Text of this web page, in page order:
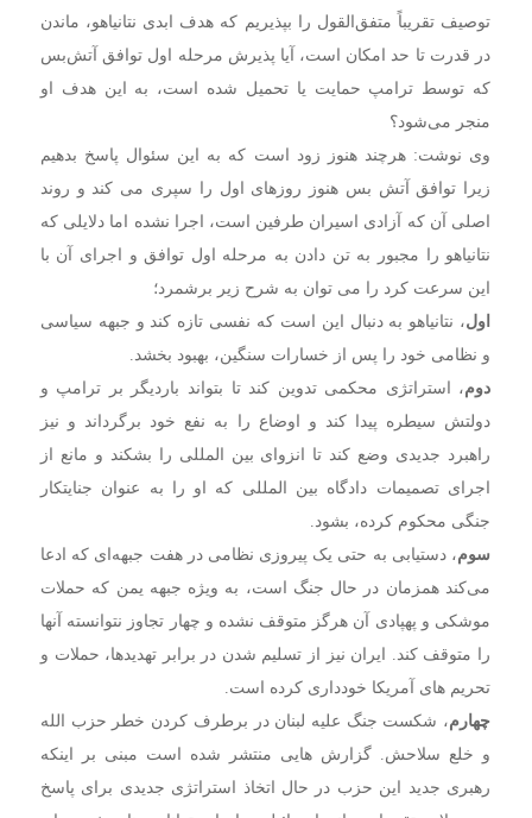
توصیف تقریباً متفق‌القول را بپذیریم که هدف ابدی نتانیاهو، ماندن
در قدرت تا حد امکان است، آیا پذیرش مرحله اول توافق آتش‌بس
که توسط ترامپ حمایت یا تحمیل شده است، به این هدف او
منجر می‌شود؟
وی نوشت: هرچند هنوز زود است که به این سئوال پاسخ بدهیم
زیرا توافق آتش بس هنوز روزهای اول را سپری می کند و روند
اصلی آن که آزادی اسیران طرفین است، اجرا نشده اما دلایلی که
نتانیاهو را مجبور به تن دادن به مرحله اول توافق و اجرای آن با
این سرعت کرد را می توان به شرح زیر برشمرد؛
اول، نتانیاهو به دنبال این است که نفسی تازه کند و جبهه سیاسی
و نظامی خود را پس از خسارات سنگین، بهبود بخشد.
دوم، استراتژی محکمی تدوین کند تا بتواند باردیگر بر ترامپ و
دولتش سیطره پیدا کند و اوضاع را به نفع خود برگرداند و نیز
راهبرد جدیدی وضع کند تا انزوای بین المللی را بشکند و مانع از
اجرای تصمیمات دادگاه بین المللی که او را به عنوان جنایتکار
جنگی محکوم کرده، بشود.
سوم، دستیابی به حتی یک پیروزی نظامی در هفت جبهه‌ای که ادعا
می‌کند همزمان در حال جنگ است، به ویژه جبهه یمن که حملات
موشکی و پهپادی آن هرگز متوقف نشده و چهار تجاوز نتوانسته آنها
را متوقف کند. ایران نیز از تسلیم شدن در برابر تهدیدها، حملات و
تحریم های آمریکا خودداری کرده است.
چهارم، شکست جنگ علیه لبنان در برطرف کردن خطر حزب الله
و خلع سلاحش. گزارش هایی منتشر شده است مبنی بر اینکه
رهبری جدید این حزب در حال اتخاذ استراتژی جدیدی برای پاسخ